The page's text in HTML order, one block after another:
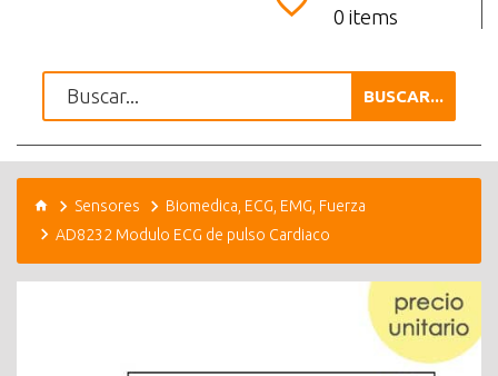
0 items
BUSCAR...
Sensores
Biomedica, ECG, EMG, Fuerza
AD8232 Modulo ECG de pulso Cardiaco